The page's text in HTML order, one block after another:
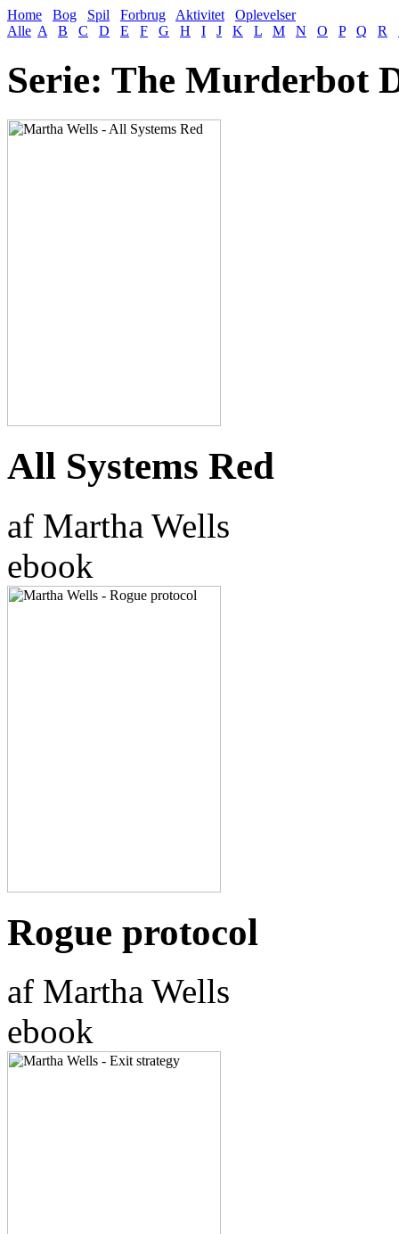
Home Bog Spil Forbrug Aktivitet
Oplevelser
Alle A B C D E F G H I J K L M N O P Q R
Serie: The Murderbot
All Systems Red
af Martha Wells
ebook
Rogue protocol
af Martha Wells
ebook